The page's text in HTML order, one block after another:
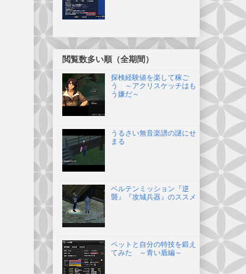
閲覧数多い順（全期間）
探検経験値を楽して稼ご
う ～アクリスケッチはも
う嫌だ～
うるさい無音楽譜の謎にせ
まる
ベルテンミッション『逆
襲』『攻城兵器』のススメ
ペットと自分の特技を鍛え
てみた ～青い盾編～